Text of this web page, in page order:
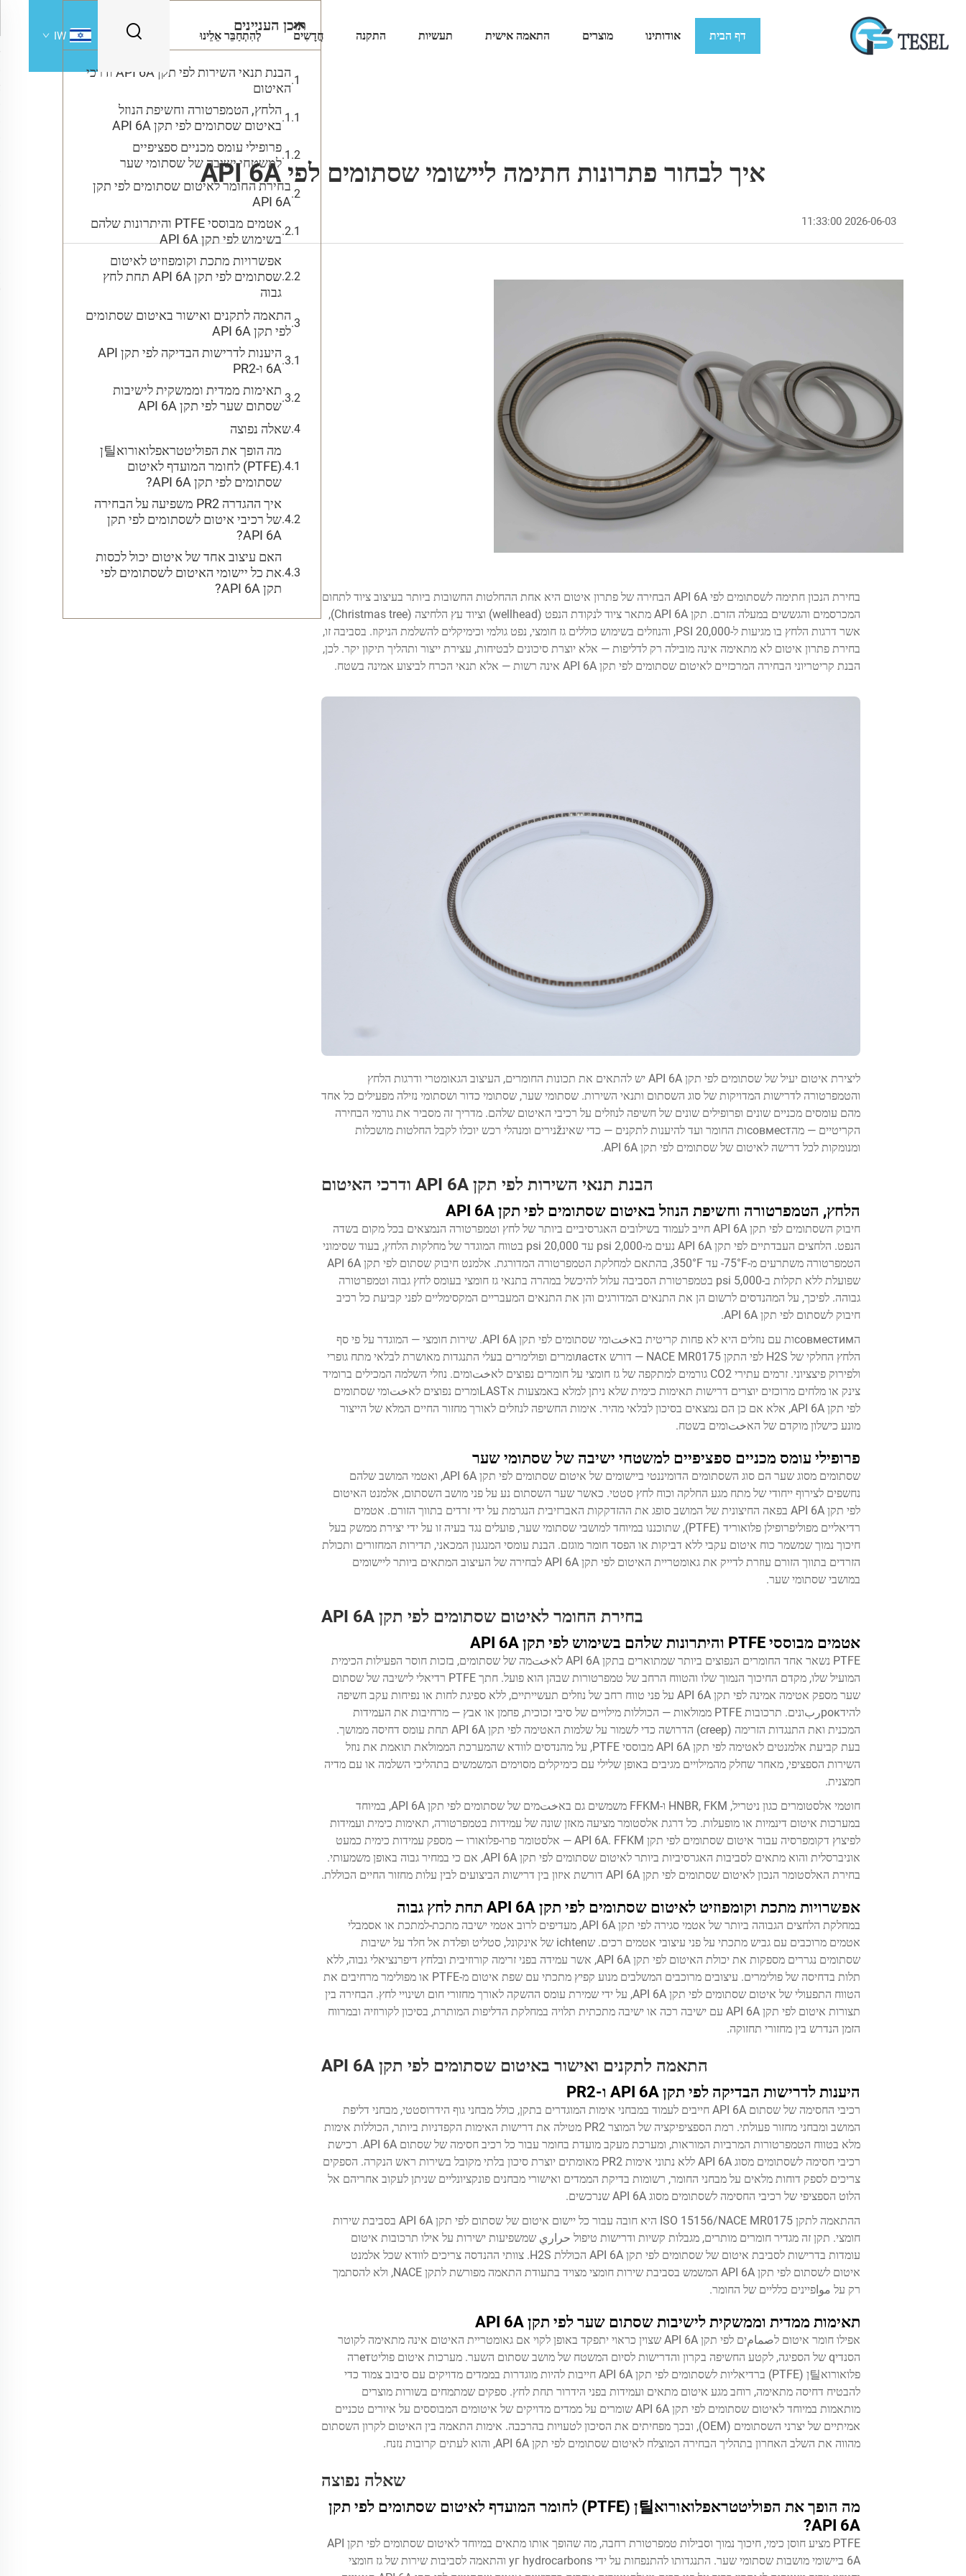
דף הבית אודותינו מוצרים התאמה אישית תעשיות התקנה חֲדָשִים לְהִתְחַבֵּר אֵלֵינוּ IW
איך לבחור פתרונות חתימה ליישומי שסתומים לפי API 6A
2026-06-03 11:33:00
בחירת הנכון חתימה לשסתומים לפי API 6A
הבחירה של פתרון איטום היא אחת ההחלטות החשובות ביותר בעיצוב ציוד לתחום
המכרסמים והגששים במעלה הזרם. תקן API 6A מתאר ציוד לנקודת הנפט (wellhead) וציוד עץ הלחיצה (Christmas tree),
אשר דרגות הלחץ בו מגיעות ל-20,000 PSI, והנוזלים בשימוש כוללים גז חומצי, נפט גולמי וכימיקלים להשלמת הניקוז. בסביבה זו,
בחירת פתרון איטום לא מתאימה אינה מובילה רק לדליפות — אלא יוצרת סיכונים לבטיחות, עצירת ייצור ותהליך תיקון יקר. לכן,
הבנת קריטריוני הבחירה המרכזיים לאיטום שסתומים לפי תקן API 6A אינה רשות — אלא תנאי הכרח לביצוע אמינה בשטח.
ליצירת איטום יעיל של שסתומים לפי תקן API 6A יש להתאים את תכונות החומרים, העיצוב הגאומטרי ודרגות הלחץ
והטמפרטורה לדרישות המדויקות של סוג השסתום ותנאי השירות. שסתומי שער, שסתומי כדור ושסתומי נזילה מפעילים כל אחד
מהם עומסים מכניים שונים ופרופילים שונים של חשיפה לנוזלים על רכיבי האיטום שלהם. מדריך זה מסביר את גורמי הבחירה
הקריטיים — מהсовместות החומר ועד להיענות לתקנים — כדי שאינžנירים ומנהלי רכש יוכלו לקבל החלטות מושכלות
ומנומקות לכל דרישה לאיטום של שסתומים לפי תקן API 6A.
הבנת תנאי השירות לפי תקן API 6A ודרכי האיטום
הלחץ, הטמפרטורה וחשיפת הנוזל באיטום שסתומים לפי תקן API 6A
חיבוק השסתומים לפי תקן API 6A חייב לעמוד בשילובים האגרסיביים ביותר של לחץ וטמפרטורה הנמצאים בכל מקום בשדה
הנפט. הלחצים העבדתיים לפי תקן API 6A נעים מ-2,000 psi עד 20,000 psi בטווח המוגדר של מחלקות הלחץ, בעוד שסימוני
הטמפרטורה משתרעים מ-75°F- עד 350°F, בהתאם למחלקת הטמפרטורה המדורגת. אלמנט חיבוק שסתום לפי תקן API 6A
שפועלת ללא תקלות ב-5,000 psi בטמפרטורת הסביבה עלול להיכשל במהרה בתנאי גז חומצי בעומס לחץ גבוה וטמפרטורה
גבוהה. לפיכך, על המהנדסים לרשום הן את התנאים המדורגים והן את התנאים המעבריים המקסימליים לפני קביעת כל רכיב
חיבוק לשסתום לפי תקן API 6A.
הсовместимות עם נוזלים היא לא פחות קריטית באختומי שסתומים לפי תקן API 6A. שירות חומצי — המוגדר על פי סף
הלחץ החלקי של H2S לפי התקן NACE MR0175 — דורש אластומרים ופולימרים בעלי התנגדות מאושרת לבלאי מתח גופרי
ולפירוק פיצציוני. זרמים עתירי CO2 גורמים למתקפה של גז חומצי על חומרים נפוצים לאختומים. נוזלי השלמה המכילים ברומיד
צינק או מלחים מרוכזים יוצרים דרישות תאימות כימית שלא ניתן למלא באמצעות אLASTומרים נפוצים לאختומי שסתומים
לפי תקן API 6A, אלא אם כן הם נמצאים בסיכון לבלאי מהיר. אימות החשיפה לנוזלים לאורך מחזור החיים המלא של הייצור
מונע כישלון מוקדם של האختומים בשטח.
פרופילי עומס מכניים ספציפיים למשטחי ישיבה של שסתומי שער
שסתומים מסוג שער הם סוג השסתומים הדומיננטי ביישומים של איטום שסתומים לפי תקן API 6A, ואטמי המושב שלהם
נחשפים לצירוף ייחודי של מתח מגע החלקה וכוח לחץ סטטי. כאשר שער השסתום נע על פני מושב השסתום, אלמנט האיטום
לפי תקן API 6A בפאה החיצונית של המושב סופג את ההזדקקות האברזיבית הנגרמת על ידי זרדים בתווך הזורם. אטמים
רדיאליים מפוליפרופילן פלואוריד (PTFE), שתוכננו במיוחד למושבי שסתומי שער, פועלים נגד בעיה זו על ידי יצירת ממשק בעל
חיכוך נמוך שמשמר כוח איטום עקבי ללא דביקות או הפסד חומר מוגזם. הבנת עומסי המנגנון המכאני, תדירות המחזורים ותכולת
הזרדים בתווך הזורם עוזרת לדייק את גאומטריית האיטום לפי תקן API 6A לבחירה של העיצוב המתאים ביותר ליישומים
במושבי שסתומי שער.
בחירת החומר לאיטום שסתומים לפי תקן API 6A
אטמים מבוססי PTFE והיתרונות שלהם בשימוש לפי תקן API 6A
PTFE נשאר אחד החומרים הנפוצים ביותר שמתוארים בתקן API 6A לאختמה של שסתומים, בזכות חוסר הפעילות הכימית
המועיל שלו, מקדם החיכוך הנמוך שלו והטווח הרחב של טמפרטורות שבהן הוא פועל. חתך PTFE רדיאלי לישיבה של שסתום
שער מספק אטימה אמינה לפי תקן API 6A על פני טווח רחב של נוזלים תעשייתיים, ללא ספיגת לחות או נפיחות עקב חשיפה
להידрокربונים. תרכובות PTFE ממולאות — הכוללות מילויים של סיבי זכוכית, פחמן או אבץ — מרחיבות את העמידות
המכנית ואת התנגדות הזרימה (creep) הדרושה כדי לשמור על שלמות האטימה לפי תקן API 6A תחת עומס דחיסה ממושך.
בעת קביעת אלמנטים לאטימה לפי תקן API 6A מבוססי PTFE, על מהנדסים לוודא שהמערכת הממולאת תואמת את נוזל
השירות הספציפי, מאחר שחלק מהמילויים מגיבים באופן שלילי עם כימיקלים מסוימים המשמשים בתהליכי השלמה או עם מדיה
חמצנית.
חוטמי אלסטומרים כגון ניטריל, HNBR, FKM ו-FFKM משמשים גם באختמים של שסתומים לפי תקן API 6A, במיוחד
במערכות איטום דינמיות או מופעלות. כל דרגת אלסטומר מציעה מאזן שונה של עמידות בטמפרטורה, תאימות כימית ועמידות
לפיצוץ דקומפרסיה עבור איטום שסתומים לפי תקן API 6A. FFKM — אלסטומר פרו-פלואורו — מספק עמידות כימית כמעט
אוניברסלית והוא מתאים לסביבות האגרסיביות ביותר לאיטום שסתומים לפי תקן API 6A, אם כי במחיר גבוה באופן משמעותי.
בחירת האלסטומר הנכון לאיטום שסתומים לפי תקן API 6A דורשת איזון בין דרישות הביצועים לבין עלות מחזור החיים הכוללת.
אפשרויות מתכת וקומפוזיט לאיטום שסתומים לפי תקן API 6A תחת לחץ גבוה
במחלקת הלחצים הגבוהה ביותר של אטמי סגירה לפי תקן API 6A, מעדיפים לרוב אטמי ישיבה מתכת-למתכת או אסמבלי
אטמים מרוכבים עם גביש מתכתי על פני עיצובי אטמים רכים. שichten של אינקונל, סטליט ופלדת אל חלד על ישיבות
שסתומים נגררים מספקות את יכולת האיטום לפי תקן API 6A, אשר עמידה בפני זרימה קורוזיבית ובלחץ דיפרנציאלי גבוה, ללא
תלות בדחיסה של פולימרים. עיצובים מרוכבים המשלבים מנוע קפיץ מתכתי עם שפת איטום מ-PTFE או מפולימר מרחיבים את
הטווח התפעולי של איטום שסתומים לפי תקן API 6A, על ידי שמירת עומס ההשקה לאורך מחזורי חום ושינויי לחץ. הבחירה בין
תצורות איטום לפי תקן API 6A עם ישיבה רכה או ישיבה מתכתית תלויה במחלקת הדליפות המותרת, בסיכון לקורוזיה ובמרווח
הזמן הנדרש בין מחזורי תחזוקה.
התאמה לתקנים ואישור באיטום שסתומים לפי תקן API 6A
היענות לדרישות הבדיקה לפי תקן API 6A ו-PR2
רכיבי החסימה של שסתום API 6A חייבים לעמוד במבחני אימות המוגדרים בתקן, כולל מבחני גוף הידרוסטטי, מבחני דליפת
המושב ומבחני מחזור פעולתי. רמת הספציפיקציה של המוצר PR2 מטילה את דרישות האימות הקפדניות ביותר, הכוללות אימות
מלא בטווח הטמפרטורות המרביות המוראות, ומערכת מעקב מועדת בחומר עבור כל רכיב חסימה של שסתום API 6A. רכישת
רכיבי חסימה לשסתומים מסוג API 6A ללא נתוני אימות PR2 מאומתים יוצרת סיכון בלתי מקובל בשירות ראש הנקרה. הספקים
צריכים לספק דוחות מלאים על מבחני החומר, רשומות בדיקת הממדים ואישורי מבחנים פונקציונליים שניתן לעקוב אחריהם אל
הלוט הספציפי של רכיבי החסימה לשסתומים מסוג API 6A שנרכשים.
ההתאמה לתקן NACE MR0175‏/ISO 15156 היא חובה עבור כל יישום איטום של שסתום לפי תקן API 6A בסביבת שירות
חומצי. תקן זה מגדיר חומרים מותרים, מגבלות קשיות ודרישות טיפול حراري שמשפיעות ישירות על אילו תרכובות איטום
עומדות בדרישות לסביבת איטום של שסתומים לפי תקן API 6A הכוללת H2S. צוותי ההנדסה צריכים לוודא שכל אלמנט
איטום לשסתום לפי תקן API 6A המשמש בסביבת שירות חומצי מצויד בתעודת התאמה מפורשת לתקן NACE, ולא להסתמך
רק על مواפיינים כלליים של החומר.
תאימות ממדית וממשקית לישיבות שסתום שער לפי תקן API 6A
אפילו חומר איטום לصمامים לפי תקן API 6A שצוין כראוי יתפקד באופן לקוי אם גאומטריית האיטום אינה מתאימה לקוטר
הסנדיq של הספיגה, לקטע החשיפה בקרון והדרישות לסיום המשטח של מושב שסתום השער. מערכות איטום פוליטетרה
פלואורוא틸ן (PTFE) ברדיאליות לשסתומים לפי תקן API 6A חייבות להיות מוגדרות בממדים מדויקים עם סיבוב צמוד כדי
להבטיח דחיסה מתאימה, רוחב מגע איטום מתאים ועמידות בפני הידרור תחת לחץ. ספקים שמתמחים בשורות מוצרים
מותאמות במיוחד לאיטום שסתומים לפי תקן API 6A שומרים על ממדים מדויקים של איטומים המבוססים על איורים טכניים
אמיתיים של יצרני השסתומים (OEM), ובכך מפחיתים את הסיכון לטעויות בהרכבה. אימות התאמה בין האיטום לקרון השסתום
מהווה את השלב האחרון בתהליך הבחירה המוצלח לאיטום שסתומים לפי תקן API 6A, והוא לעתים קרובות נזנח.
שאלה נפוצה
מה הופך את הפוליטטראפלואורוא틸ן (PTFE) לחומר המועדף לאיטום שסתומים לפי תקן
API 6A?
PTFE מציע חוסן כימי, חיכוך נמוך וסבילות טמפרטורת רחבה, מה שהופך אותו מתאים במיוחד לאיטום שסתומים לפי תקן API
6A ביישומי מושבות שסתומי שער. התנגדותו להתנפחות על ידי уг hydrocarbons והתאמה לסביבות שירות של גז חומצי
תוכן העניינים
הבנת תנאי השירות לפי תקן API 6A ודרכי
האיטום
הלחץ, הטמפרטורה וחשיפת הנוזל
באיטום שסתומים לפי תקן API 6A
פרופילי עומס מכניים ספציפיים
למשטחי ישיבה של שסתומי שער
בחירת החומר לאיטום שסתומים לפי תקן
API 6A
אטמים מבוססי PTFE והיתרונות שלהם
בשימוש לפי תקן API 6A
אפשרויות מתכת וקומפוזיט לאיטום
שסתומים לפי תקן API 6A תחת לחץ
גבוה
התאמה לתקנים ואישור באיטום שסתומים
לפי תקן API 6A
היענות לדרישות הבדיקה לפי תקן API
6A ו-PR2
תאימות ממדית וממשקית לישיבות
שסתום שער לפי תקן API 6A
שאלה נפוצה
מה הופך את הפוליטטראפלואורוא틸ן
(PTFE) לחומר המועדף לאיטום
שסתומים לפי תקן API 6A?
איך ההגדרה PR2 משפיעה על הבחירה
של רכיבי איטום לשסתומים לפי תקן
API 6A?
האם עיצוב אחד של איטום יכול לכסות
את כל יישומי האיטום לשסתומים לפי
תקן API 6A?